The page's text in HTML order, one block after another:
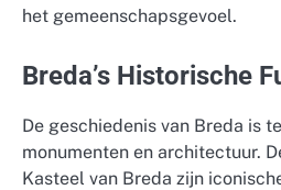
het gemeenschapsgevoel.
Breda’s Historische
De geschiedenis van Breda is
monumenten en architectuur.
Kasteel van Breda zijn